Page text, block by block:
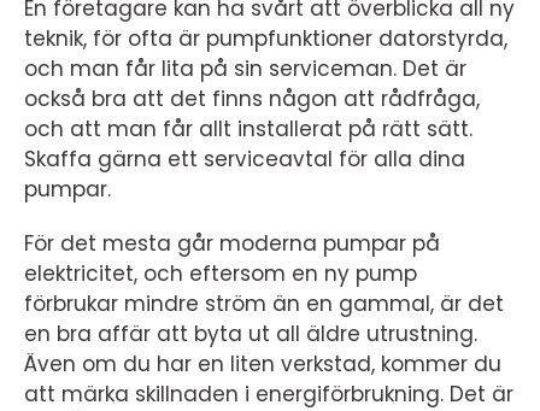
En företagare kan ha svårt att överblicka all ny
teknik, för ofta är pumpfunktioner datorstyrda,
och man får lita på sin serviceman. Det är
också bra att det finns någon att rådfråga,
och att man får allt installerat på rätt sätt.
Skaffa gärna ett serviceavtal för alla dina
pumpar.
För det mesta går moderna pumpar på
elektricitet, och eftersom en ny pump
förbrukar mindre ström än en gammal, är det
en bra affär att byta ut all äldre utrustning.
Även om du har en liten verkstad, kommer du
att märka skillnaden i energiförbrukning. Det är